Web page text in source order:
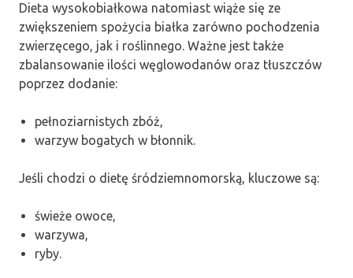
Dieta wysokobiałkowa natomiast wiąże się ze
zwiększeniem spożycia białka zarówno pochodzenia
zwierzęcego, jak i roślinnego. Ważne jest także
zbalansowanie ilości węglowodanów oraz tłuszczów
poprzez dodanie:
pełnoziarnistych zbóż,
warzyw bogatych w błonnik.
Jeśli chodzi o dietę śródziemnomorską, kluczowe są:
świeże owoce,
warzywa,
ryby.